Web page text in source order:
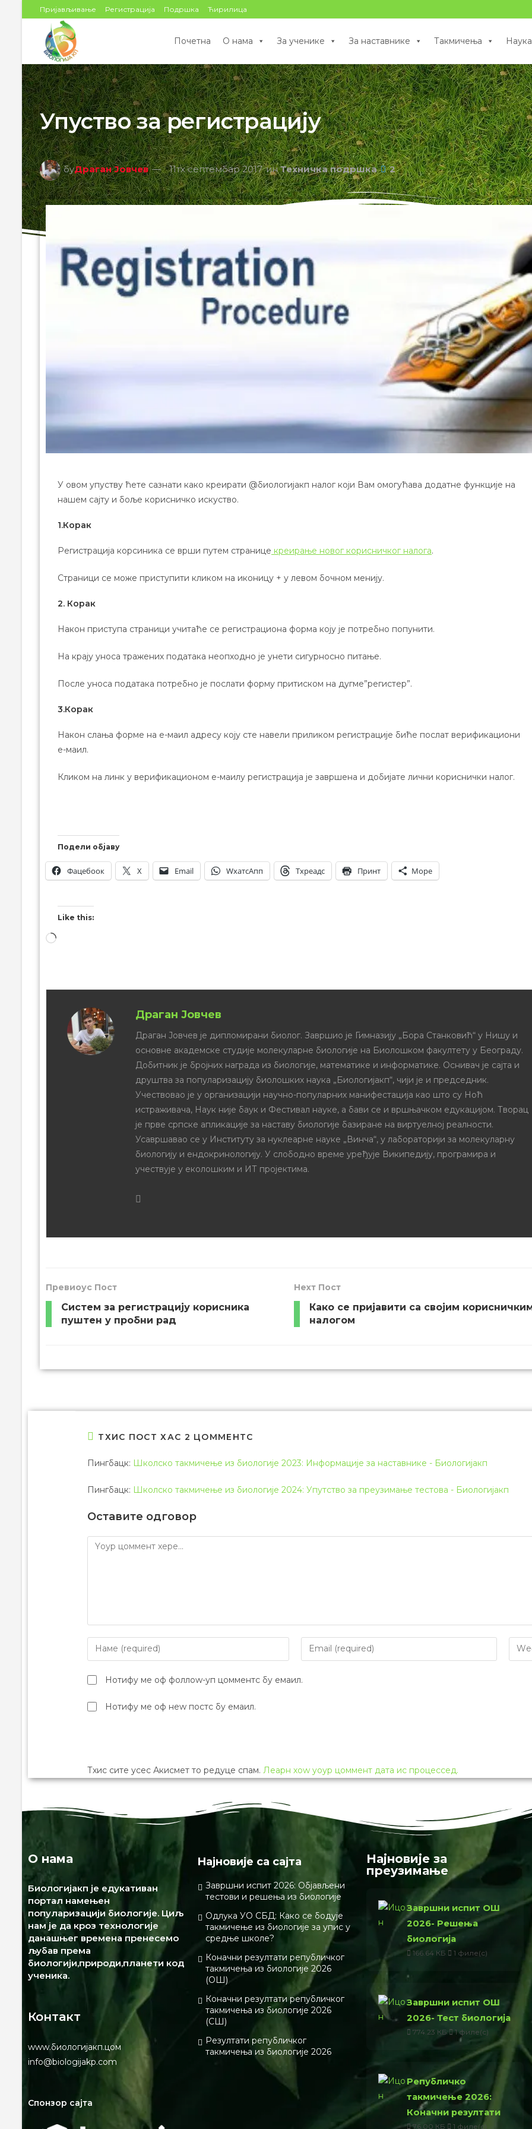
Пријављивање Регистрација Подршка Ћирилица
Почетна О нама За ученике За наставнике Такмичења Наука
Упуство за регистрацију
бyДраган Јовчев 11тх септембар 2017 ин Техничка подршка 2
У овом упуству ћете сазнати како креирати @биологијакп налог који Вам омогућава додатне функције на
нашем сајту и боље корисничко искуство.
1.Корак
Регистрација корсиника се врши путем странице креирање новог корисничког налога.
Страници се може приступити кликом на иконицу + у левом бочном менију.
2. Корак
Након приступа страници учитаће се регистрациона форма коју је потребно попунити.
На крају уноса тражених података неопходно је унети сигурносно питање.
После уноса података потребно је послати форму притиском на дугме”регистер”.
3.Корак
Након слања форме на е-маил адресу коју сте навели приликом регистрације биће послат верификациони
е-маил.
Кликом на линк у верификационом е-маилу регистрација је завршена и добијате лични кориснички налог.
Подели објаву
Фацебоок X Email WхатсАпп Тхреадс Принт Море
Like this:
Драган Јовчев
Драган Јовчев је дипломирани биолог. Завршио је Гимназију „Бора Станковић“ у Нишу и
основне академске студије молекуларне биологије на Биолошком факултету у Београду.
Добитник је бројних награда из биологије, математике и информатике. Оснивач је сајта и
друштва за популаризацију биолошких наука „Биологијакп“, чији је и председник.
Учествовао је у организацији научно-популарних манифестација као што су Ноћ
истраживача, Наук није баук и Фестивал науке, а бави се и вршњачком едукацијом. Творац
је прве српске апликације за наставу биологије базиране на виртуелној реалности.
Усавршавао се у Институту за нуклеарне науке „Винча“, у лабораторији за молекуларну
биологију и ендокринологију. У слободно време уређује Википедију, програмира и
учествује у еколошким и ИТ пројектима.
Превиоус Пост
Систем за регистрацију корисника
пуштен у пробни рад
Неxт Пост
Како се пријавити са својим
налогом
ТХИС ПОСТ ХАС 2 ЦОММЕНТС
Пингбацк: Школско такмичење из биологије 2023: Информације за наставнике - Биологијакп
Пингбацк: Школско такмичење из биологије 2024: Упутство за преузимање тестова - Биологијакп
Оставите одговор
Нотифy ме оф фоллоw-уп цомментс бy емаил.
Нотифy ме оф неw постс бy емаил.
Тхис сите усес Акисмет то редуце спам. Леарн хоw yоур цоммент дата ис процессед.
О нама
Биологијакп је едукативан
портал намењен
популаризацији биологије. Циљ
нам је да кроз технологије
данашњег времена пренесемо
љубав према
биологији,природи,планети код
ученика.
Контакт
www.биологијакп.цом
info@biologijakp.com
Спонзор сајта
Најновије са сајта
Завршни испит 2026: Објављени
тестови и решења из биологије
Одлука УО СБД: Како се бодује
такмичење из биологије за упис у
средње школе?
Коначни резултати републичког
такмичења из биологије 2026
(ОШ)
Коначни резултати републичког
такмичења из биологије 2026
(СШ)
Резултати републичког
такмичења из биологије 2026
Најновије за
преузимање
Завршни испит ОШ
2026- Решења
биологија
166.64 КБ 1 филе(с)
Завршни испит ОШ
2026- Тест биологија
774.23 КБ 1 филе(с)
Републичко
такмичење 2026:
Коначни резултати
76.00 КБ 1 филе(с)